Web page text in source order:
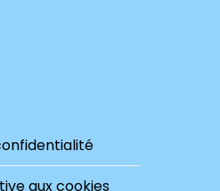
aux cookies